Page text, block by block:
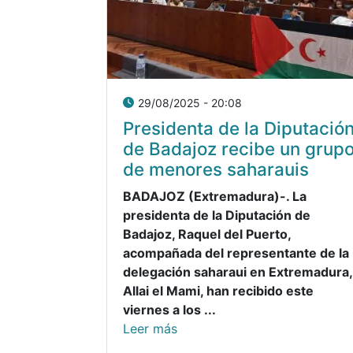
29/08/2025 - 20:08
Presidenta de la
de Badajoz recibe un
de menores saharauis
BADAJOZ (Extremadura)-. La
presidenta de la Diputación de
Badajoz, Raquel del Puerto,
acompañada del representante de la
delegación saharaui en Extremadura,
Allai el Mami, han recibido este
viernes a los ...
Leer más